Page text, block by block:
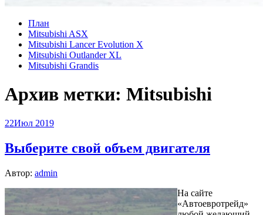
План
Mitsubishi ASX
Mitsubishi Lancer Evolution X
Mitsubishi Outlander XL
Mitsubishi Grandis
Архив метки: Mitsubishi
22Июл 2019
Выберите свой объем двигателя
Автор: admin
На сайте
«Автоевротрейд»